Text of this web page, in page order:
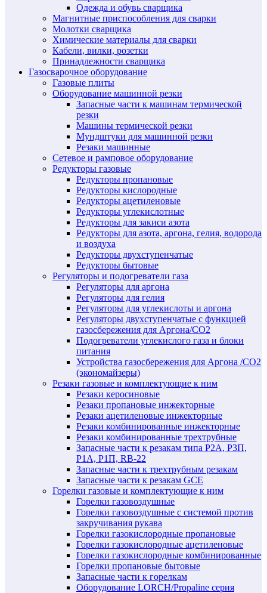
Одежда и обувь сварщика
Магнитные приспособления для сварки
Молотки сварщика
Химические материалы для сварки
Кабели, вилки, розетки
Принадлежности сварщика
Газосварочное оборудование
Газовые плиты
Оборудование машинной резки
Запасные части к машинам термической
резки
Машины термической резки
Мундштуки для машинной резки
Резаки машинные
Сетевое и рамповое оборудование
Редукторы газовые
Редукторы пропановые
Редукторы кислородные
Редукторы ацетиленовые
Редукторы углекислотные
Редукторы для закиси азота
Редукторы для азота, аргона, гелия, водорода
и воздуха
Редукторы двухступенчатые
Редукторы бытовые
Регуляторы и подогреватели газа
Регуляторы для аргона
Регуляторы для гелия
Регуляторы для углекислоты и аргона
Регуляторы двухступенчатые c функцией
газосбережения для Аргона/СО2
Подогреватели углекислого газа и блоки
питания
Устройства газосбережения для Аргона /СО2
(экономайзеры)
Резаки газовые и комплектующие к ним
Резаки керосиновые
Резаки пропановые инжекторные
Резаки ацетиленовые инжекторные
Резаки комбинированные инжекторные
Резаки комбинированные трехтрубные
Запасные части к резакам типа Р2А, Р3П,
Р1А, Р1П, RB-22
Запасные части к трехтрубным резакам
Запасные части к резакам GCE
Горелки газовые и комплектующие к ним
Горелки газовоздушные
Горелки газовоздушные с системой против
закручивания рукава
Горелки газокислородные пропановые
Горелки газокислородные ацетиленовые
Горелки газокислородные комбинированные
Горелки пропановые бытовые
Запасные части к горелкам
Оборудование LORCH/Propaline серия